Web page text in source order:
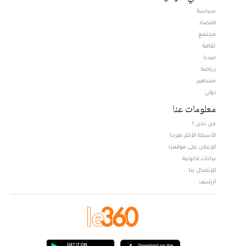
سياسة
اقتصاد
مجتمع
ثقافة
ميديا
رياضة
مشاهير
دولي
معلومات عنا
من نحن ؟
الأسئلة الأكثر طرحا
للإعلان على موقعنا
بيانات قانونية
للإتصال بنا
أرشيف